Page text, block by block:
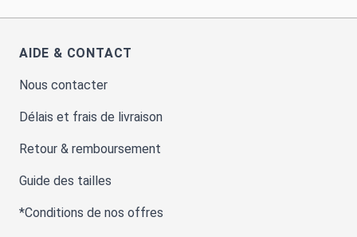
AIDE & CONTACT
Nous contacter
Délais et frais de livraison
Retour & remboursement
Guide des tailles
*Conditions de nos offres